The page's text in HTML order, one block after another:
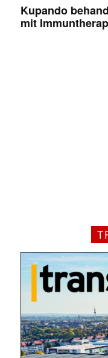
Mit dem
jede
Kupando
mit